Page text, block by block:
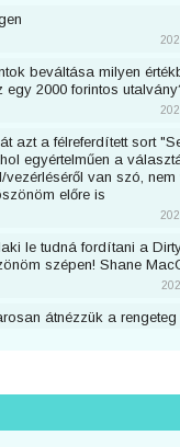
beváltása milyen
egy 2000 forintos
azt a félreferdített sort
egyértelműen a
van szó, nem
előre is
le tudná fordítani a
szépen! Shane
átnézzük a
még írni a nevemre? Köszi